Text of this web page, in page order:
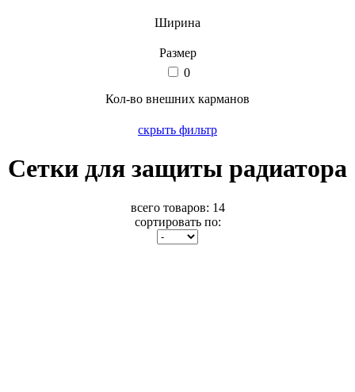
Ширина
Размер
0
Кол-во внешних карманов
скрыть фильтр
Сетки для защиты радиатора
всего товаров: 14
сортировать по: